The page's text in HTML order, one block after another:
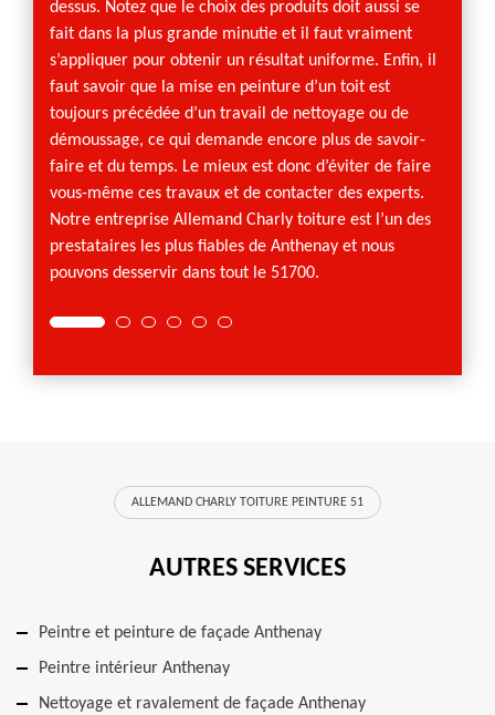
dessus. Notez que le choix des produits doit aussi se
fait dans la plus grande minutie et il faut vraiment
s’appliquer pour obtenir un résultat uniforme. Enfin, il
faut savoir que la mise en peinture d’un toit est
toujours précédée d’un travail de nettoyage ou de
démoussage, ce qui demande encore plus de savoir-
faire et du temps. Le mieux est donc d’éviter de faire
vous-même ces travaux et de contacter des experts.
Notre entreprise Allemand Charly toiture est l’un des
prestataires les plus fiables de Anthenay et nous
pouvons desservir dans tout le 51700.
ALLEMAND CHARLY TOITURE PEINTURE 51
AUTRES SERVICES
Peintre et peinture de façade Anthenay
Peintre intérieur Anthenay
Nettoyage et ravalement de façade Anthenay